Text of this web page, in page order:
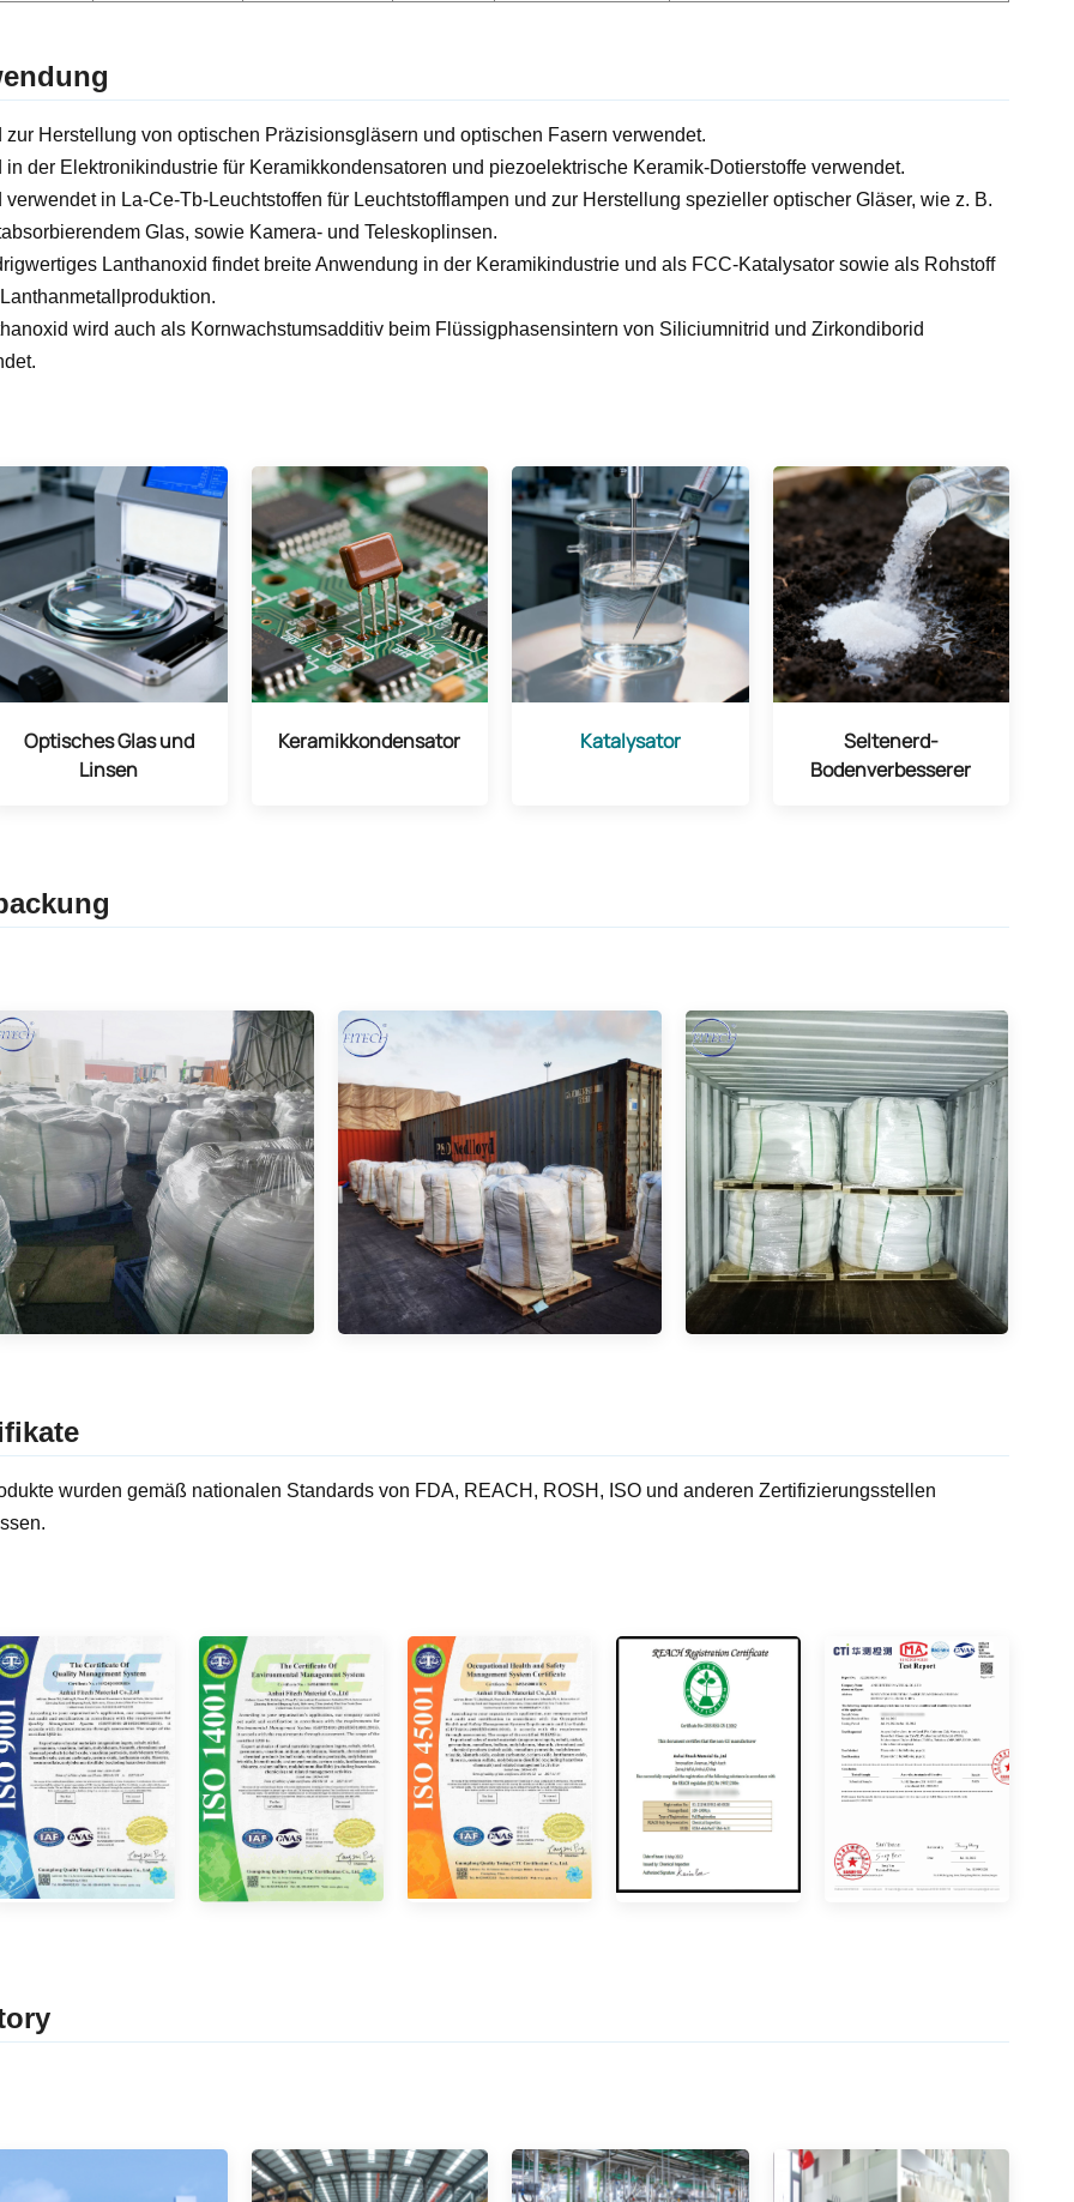
zur Herstellung von optischen Präzisionsgläsern und optischen Fasern verwendet.
in der Elektronikindustrie für Keramikkondensatoren und piezoelektrische Keramik-Dotierstoffe verwendet.
verwendet in La-Ce-Tb-Leuchtstoffen für Leuchtstofflampen und zur Herstellung spezieller optischer Gläser, wie z. B.
Glas, sowie Kamera- und Teleskoplinsen.
Lanthanoxid findet breite Anwendung in der Keramikindustrie und als FCC-Katalysator sowie als Rohstoff
wird auch als Kornwachstumsadditiv beim Flüssigphasensintern von Siliciumnitrid und Zirkondiborid
Optisches Glas und
Linsen
Keramikkondensator Katalysator
Seltenerd-
Bodenverbesserer
wurden gemäß nationalen Standards von FDA, REACH, ROSH, ISO und anderen Zertifizierungsstellen
y